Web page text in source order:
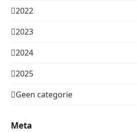
2022
2023
2024
2025
Geen categorie
Meta